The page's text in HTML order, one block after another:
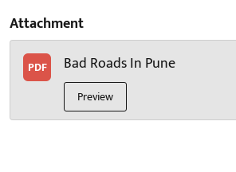
Attachment
PDF Bad Roads In Pune
Preview